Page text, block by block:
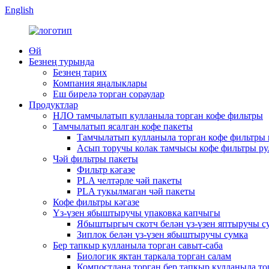
English
Өй
Безнең турында
Безнең тарих
Компания яңалыклары
Еш бирелә торган сораулар
Продуктлар
НЛО тамчылатып кулланыла торган кофе фильтры
Тамчылатып ясалган кофе пакеты
Тамчылатып кулланыла торган кофе фильтры
Асып торучы колак тамчысы кофе фильтры
Чәй фильтры пакеты
Фильтр кәгазе
PLA челтәрле чәй пакеты
PLA тукылмаган чәй пакеты
Кофе фильтры кәгазе
Үз-үзен ябыштыручы упаковка капчыгы
Ябыштыргыч скотч белән үз-үзен яптыручы
Зиплок белән үз-үзен ябыштыручы сумка
Бер тапкыр кулланыла торган савыт-саба
Биологик яктан таркала торган салам
Компостлана торган бер тапкыр кулланыла